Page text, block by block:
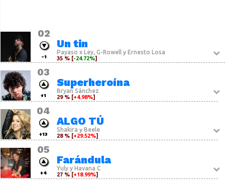
02
-1
Un tin
Payaso x Ley,G-Rowell y Ernesto Losa
35 % [-24.72%]
03
+1
Superheroína
Bryan Sánchez
29 % [+4.98%]
04
+13
ALGO TÚ
Shakira y Beele
28 % [+29.52%]
05
+4
Farándula
Yuly y Havana C
27 % [+18.99%]